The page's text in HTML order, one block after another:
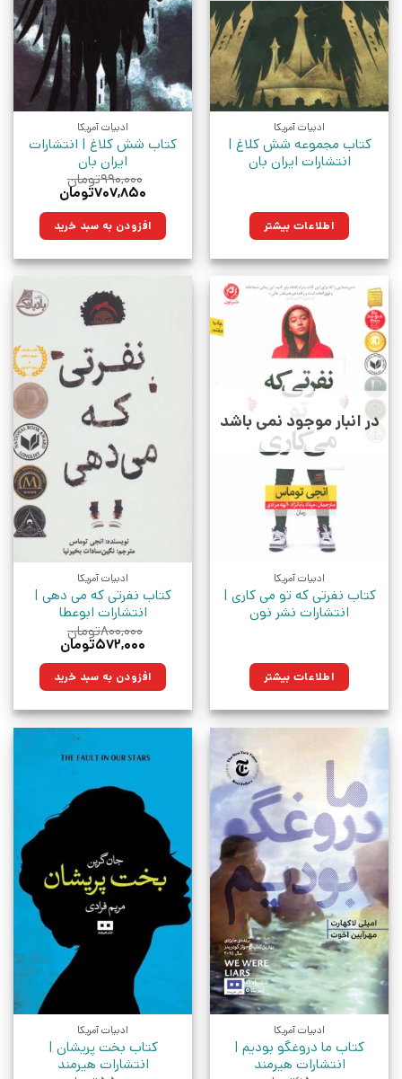
ادبیات آمریکا
کتاب مجموعه شش کلاغ |
انتشارات ایران بان
اطلاعات بیشتر
ادبیات آمریکا
کتاب شش کلاغ | انتشارات
ایران بان
۹۹۰,۰۰۰تومان
قیمت
۹۹۰,۰۰۰تومان
بود.
۷۰۷,۸۵۰تومان
۷۰۷,۸۵۰تومان.افزودن به سبد خرید
در انبار موجود نمی باشد
ادبیات آمریکا
کتاب نفرتی که تو می کاری |
انتشارات نشر نون
اطلاعات بیشتر
ادبیات آمریکا
کتاب نفرتی که می دهی |
انتشارات ابوعطا
۸۰۰,۰۰۰تومان
قیمت
۸۰۰,۰۰۰تومان
بود.
۵۷۲,۰۰۰تومان
۵۷۲,۰۰۰تومان.افزودن به سبد خرید
ادبیات آمریکا
کتاب ما دروغگو بودیم |
انتشارات هیرمند
ادبیات آمریکا
کتاب بخت پریشان |
انتشارات هیرمند